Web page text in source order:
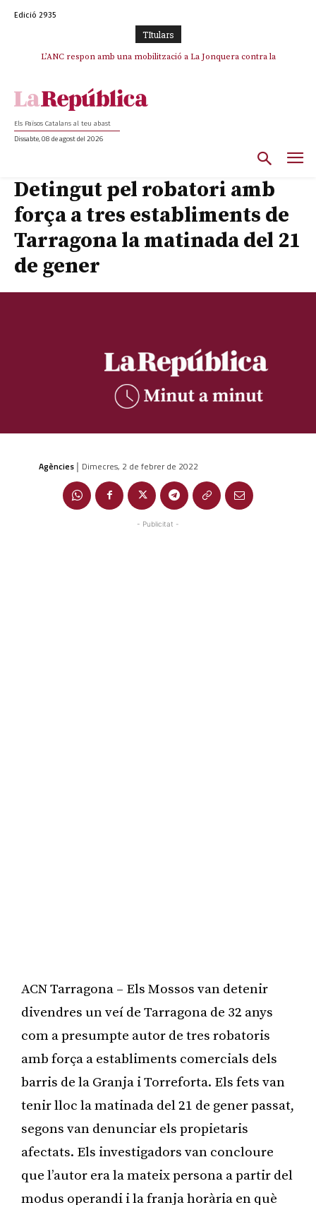
Edició 2935
TItulars
L’ANC respon amb una mobilització a La Jonquera contra la
Els Països Catalans al teu abast
Dissabte, 08 de agost del 2026
Detingut pel robatori amb
força a tres establiments de
Tarragona la matinada del 21
de gener
Agències | Dimecres, 2 de febrer de 2022
- Publicitat -
ACN Tarragona – Els Mossos van detenir
divendres un veí de Tarragona de 32 anys
com a presumpte autor de tres robatoris
amb força a establiments comercials dels
barris de la Granja i Torreforta. Els fets van
tenir lloc la matinada del 21 de gener passat,
segons van denunciar els propietaris
afectats. Els investigadors van concloure
que l’autor era la mateix persona a partir del
modus operandi i la franja horària en què